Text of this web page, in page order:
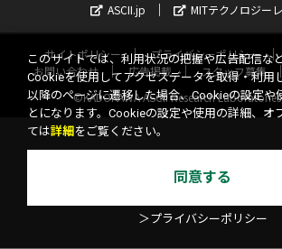
ASCII.jp
MITテクノロジー
サイトポリシー プライバシーポリシー
お問い合わせ
広告掲載 スタッフ募集
©KADOKAWA ASCII Research
このサイトでは、利用状況の把握や広告配信な
Cookieを使用してアクセスデータを取得・利用
以降のページに遷移した場合、Cookieの設定や
とになります。Cookieの設定や使用の詳細、オ
ては詳細 をご覧ください。
同意する
＞プライバシーポリシー